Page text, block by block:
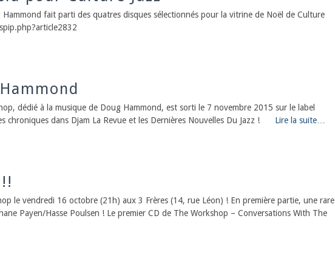
fait parti des quatres disques sélectionnés pour la vitrine de Noël de Culture
dédié à la musique de Doug Hammond, est sorti le 7 novembre 2015 sur le label
chroniques dans Djam La Revue et les Dernières Nouvelles Du Jazz !
Lire la suite…
le vendredi 16 octobre (21h) aux 3 Frères (14, rue Léon) ! En première partie, une rare
Payen/Hasse Poulsen ! Le premier CD de The Workshop – Conversations With The